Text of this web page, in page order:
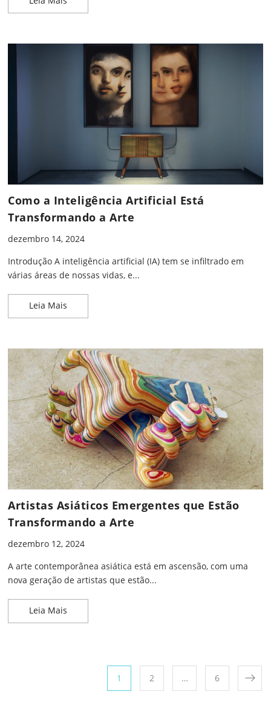
Como a Inteligência Artificial Está
Transformando a Arte
dezembro 14, 2024
Introdução A inteligência artificial (IA) tem se infiltrado em
várias áreas de nossas vidas, e...
Leia Mais
Artistas Asiáticos Emergentes que Estão
Transformando a Arte
dezembro 12, 2024
A arte contemporânea asiática está em ascensão, com uma
nova geração de artistas que estão...
Leia Mais
Paginação de posts
Page
1 Page
2 … Page
6